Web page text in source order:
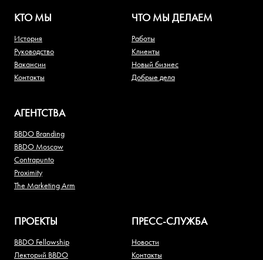
КТО МЫ
История
Руководство
Вакансии
Контакты
ЧТО МЫ ДЕЛАЕМ
Работы
Клиенты
Новый бизнес
Добрые дела
АГЕНТСТВА
BBDO Branding
BBDO Moscow
Contrapunto
Proximity
The Marketing Arm
ПРОЕКТЫ
BBDO Fellowship
Лекторий BBDO
ПРЕСС-СЛУЖБА
Новости
Контакты